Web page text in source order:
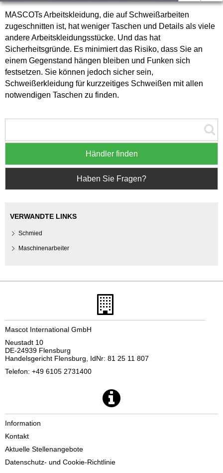
MASCOTs Arbeitskleidung, die auf Schweißarbeiten
zugeschnitten ist, hat weniger Taschen und Details als viele
andere Arbeitskleidungsstücke. Und das hat
Sicherheitsgründe. Es minimiert das Risiko, dass Sie an
einem Gegenstand hängen bleiben und Funken sich
festsetzen. Sie können jedoch sicher sein,
Schweißerkleidung für kurzzeitiges Schweißen mit allen
notwendigen Taschen zu finden.
Händler finden
Haben Sie Fragen?
VERWANDTE LINKS
Schmied
Maschinenarbeiter
Mascot International GmbH
Neustadt 10
DE-24939 Flensburg
Handelsgericht Flensburg, IdNr: 81 25 11 807
Telefon: +49 6105 2731400
Information
Kontakt
Aktuelle Stellenangebote
Datenschutz- und Cookie-Richtlinie